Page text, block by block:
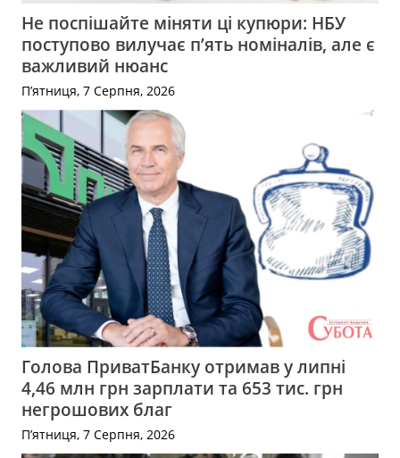
Не поспішайте міняти ці купюри: НБУ
поступово вилучає п’ять номіналів, але є
важливий нюанс
П’ятниця, 7 Серпня, 2026
Голова ПриватБанку отримав у липні
4,46 млн грн зарплати та 653 тис. грн
негрошових благ
П’ятниця, 7 Серпня, 2026